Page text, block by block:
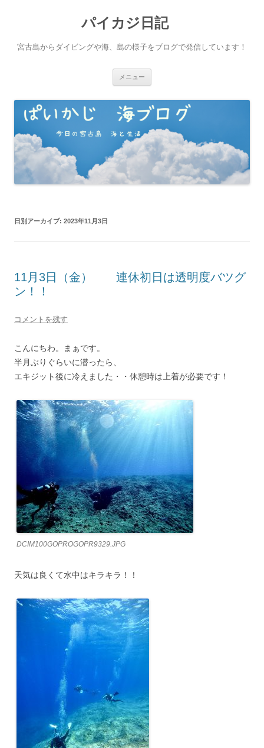
パイカジ日記
宮古島からダイビングや海、島の様子をブログで発信しています！
メニュー
ツ
へ
ス
キ
ッ
プ
日別アーカイブ: 2023年11月3日
11月3日（金） 連休初日は透明度バツグ
ン！！
コメントを残す
こんにちわ。まぁです。
半月ぶりぐらいに潜ったら、
エキジット後に冷えました・・休憩時は上着が必要です！
DCIM100GOPROGOPR9329.JPG
天気は良くて水中はキラキラ！！